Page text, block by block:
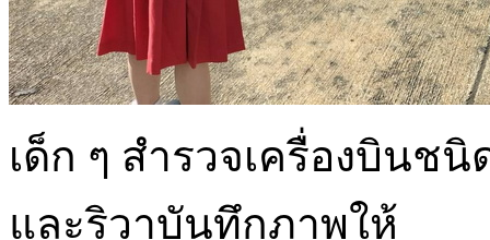
เด็ก ๆ สำรวจเครื่องบินช
และริวาบันทึกภาพให้